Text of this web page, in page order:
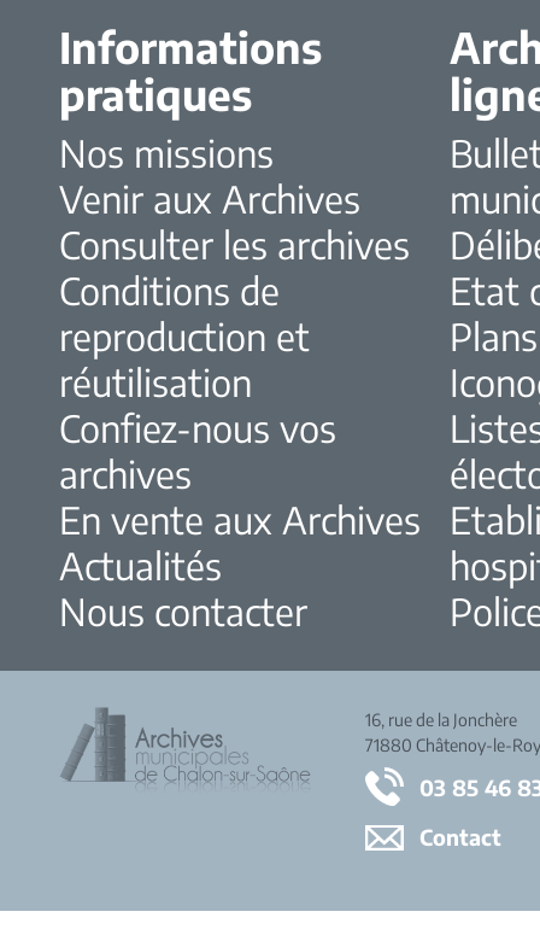
Informations
pratiques
Nos missions
Venir aux Archives
Consulter les archives
Conditions de
reproduction et
réutilisation
Confiez-nous vos
archives
En vente aux Archives
Actualités
Nous contacter
Etat
Plans
16, rue de la Jonchère
71880 Châtenoy-le-
03 85 46
Contact